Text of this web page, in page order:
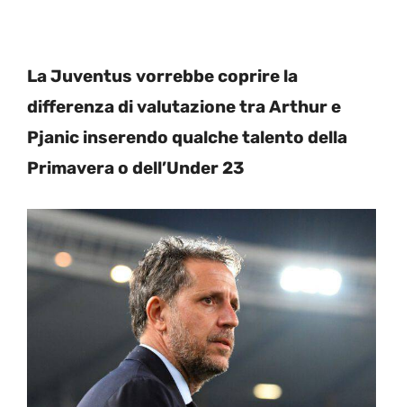
La Juventus vorrebbe coprire la
differenza di valutazione tra Arthur e
Pjanic inserendo qualche talento della
Primavera o dell’Under 23